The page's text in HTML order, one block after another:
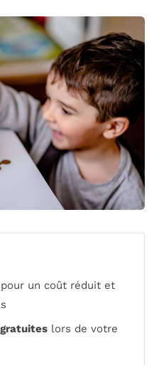
pour un coût réduit et
lors de votre